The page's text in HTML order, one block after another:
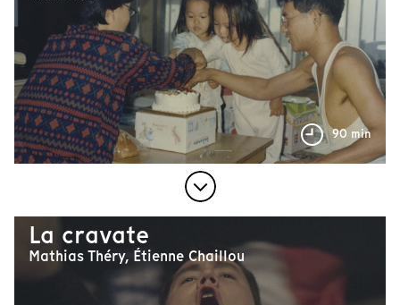
90 min
La cravate
Mathias Théry, Étienne Chaillou